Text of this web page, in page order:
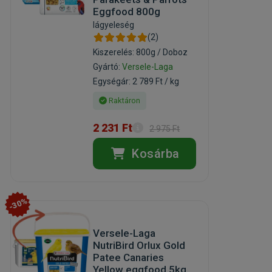
Eggfood 800g
lágyeleség
(2)
Kiszerelés: 800g / Doboz
Gyártó:Versele-Laga
Egységár: 2 789 Ft / kg
Raktáron
2 231 Ft 2 975 Ft
Kosárba
-30%
Versele-Laga
NutriBird Orlux Gold
Patee Canaries